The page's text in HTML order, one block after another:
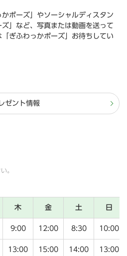
ポーズ」やソーシャルディスタン
」など、写真または動画を送って
ぎふわっかポーズ」お待ちしてい
ゼント情報
。
木 金 土 日
9:00 12:00 8:30 10:00
13:00 15:00 14:00 13:00